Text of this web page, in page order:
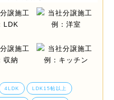
4LDK LDK15帖以上